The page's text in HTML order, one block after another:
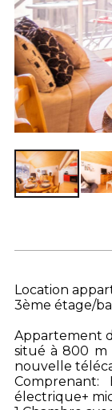
Location
3ème étage/
Appartement
situé à 800
nouvelle
électrique+